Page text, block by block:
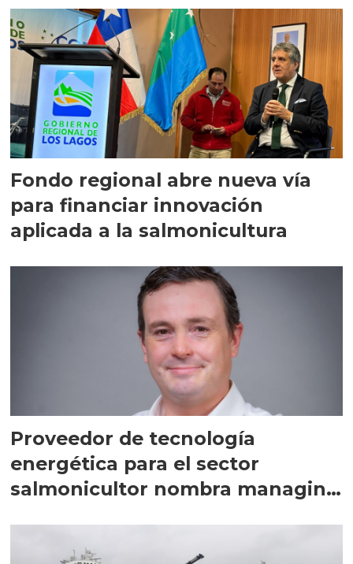
Fondo regional abre nueva vía
para financiar innovación
aplicada a la salmonicultura
Proveedor de tecnología
energética para el sector
salmonicultor nombra managing